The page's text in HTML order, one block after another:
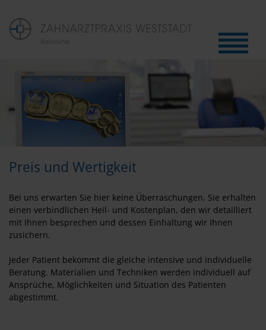
Preis und Wertigkeit
Bei uns erwarten Sie hier keine Überraschungen. Sie erhalten
einen verbindlichen Heil- und Kostenplan, den wir detailliert
mit Ihnen besprechen und dessen Einhaltung wir Ihnen
zusichern.
Jeder Patient bekommt die gleiche intensive und individuelle
Beratung. Materialien und Techniken werden individuell auf
Ansprüche, Möglichkeiten und Situation des Patienten
abgestimmt.